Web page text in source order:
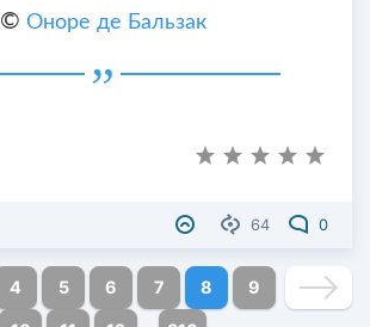
© Оноре де Бальзак
64 0
4 5 6 7 8 9